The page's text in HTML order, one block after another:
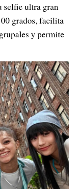
selfie ultra gran
grados, facilita
y permite